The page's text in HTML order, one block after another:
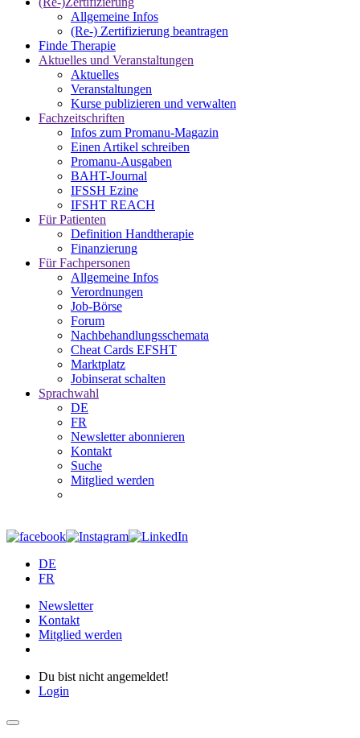
Allgemeine Infos
(Re-) Zertifizierung beantragen
Finde Therapie
Aktuelles und Veranstaltungen
Aktuelles
Veranstaltungen
Kurse publizieren und verwalten
Fachzeitschriften
Infos zum Promanu-Magazin
Einen Artikel schreiben
Promanu-Ausgaben
BAHT-Journal
IFSSH Ezine
IFSHT REACH
Für Patienten
Definition Handtherapie
Finanzierung
Für Fachpersonen
Allgemeine Infos
Verordnungen
Job-Börse
Forum
Nachbehandlungsschemata
Cheat Cards EFSHT
Marktplatz
Jobinserat schalten
Sprachwahl
DE
FR
Newsletter abonnieren
Kontakt
Suche
Mitglied werden
DE
FR
Newsletter
Kontakt
Mitglied werden
Du bist nicht angemeldet!
Login